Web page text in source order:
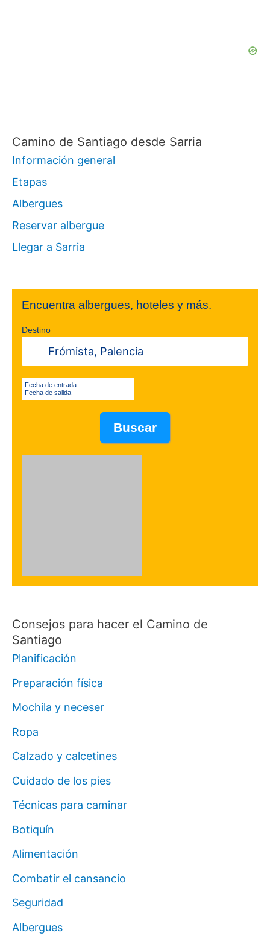
Camino de Santiago desde Sarria
Información general
Etapas
Albergues
Reservar albergue
Llegar a Sarria
Encuentra albergues, hoteles y más.
Destino
Fecha de entrada
Fecha de salida
Consejos para hacer el Camino de
Santiago
Planificación
Preparación física
Mochila y neceser
Ropa
Calzado y calcetines
Cuidado de los pies
Técnicas para caminar
Botiquín
Alimentación
Combatir el cansancio
Seguridad
Albergues